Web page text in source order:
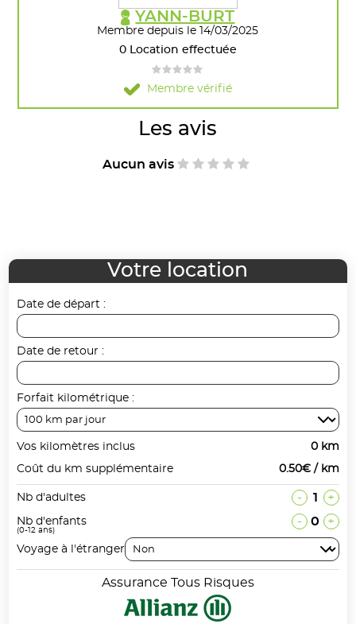
YANN-BURT
Membre depuis le 14/03/2025
0 Location effectuée
Membre vérifié
Les avis
Aucun avis
Votre location
Date de départ :
Date de retour :
Forfait kilométrique :
Vos kilomètres inclus
0 km
Coût du km supplémentaire
0.50€ / km
Nb d'adultes - 1 +
Nb d'enfants
(0-12 ans)
- 0 +
Voyage à l'étranger
Assurance Tous Risques